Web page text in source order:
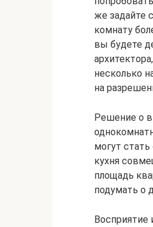
же задайте
комнату
вы будете
несколько
на
Решение о
могут
кухня
площадь
подумать о
Восприятие